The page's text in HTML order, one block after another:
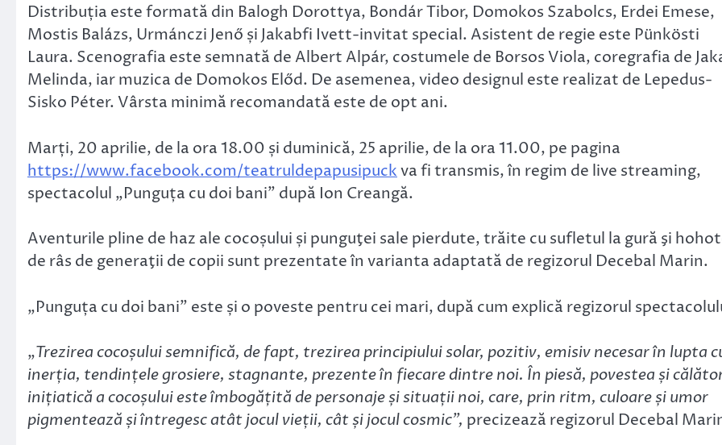
Distribuția este formată din Balogh Dorottya, Bondár Tibor, Domokos Szabolcs, Erdei Emese,
Mostis Balázs, Urmánczi Jenő și Jakabfi Ivett-invitat special. Asistent de regie este Pünkösti
Laura. Scenografia este semnată de Albert Alpár, costumele de Borsos Viola, coregrafia de
Melinda, iar muzica de Domokos Előd. De asemenea, video designul este realizat de Lepedus-
Sisko Péter. Vârsta minimă recomandată este de opt ani.
Marți, 20 aprilie, de la ora 18.00 și duminică, 25 aprilie, de la ora 11.00, pe pagina
https://www.facebook.com/teatruldepapusipuckva fi transmis, în regim de live streaming,
spectacolul „Punguța cu doi bani” după Ion Creangă.
Aventurile pline de haz ale cocoșului și punguţei sale pierdute, trăite cu sufletul la gură şi
de râs de generaţii de copii sunt prezentate în varianta adaptată de regizorul Decebal Marin.
„Punguța cu doi bani” este și o poveste pentru cei mari, după cum explică regizorul
„Trezirea cocoșului semnifică, de fapt, trezirea principiului solar, pozitiv, emisiv necesar în lupta
inerția, tendințele grosiere, stagnante, prezente în fiecare dintre noi. În piesă, povestea și
inițiatică a cocoșului este îmbogățită de personaje și situații noi, care, prin ritm, culoare și umor
pigmentează și întregesc atât jocul vieții, cât și jocul cosmic”, precizează regizorul Decebal